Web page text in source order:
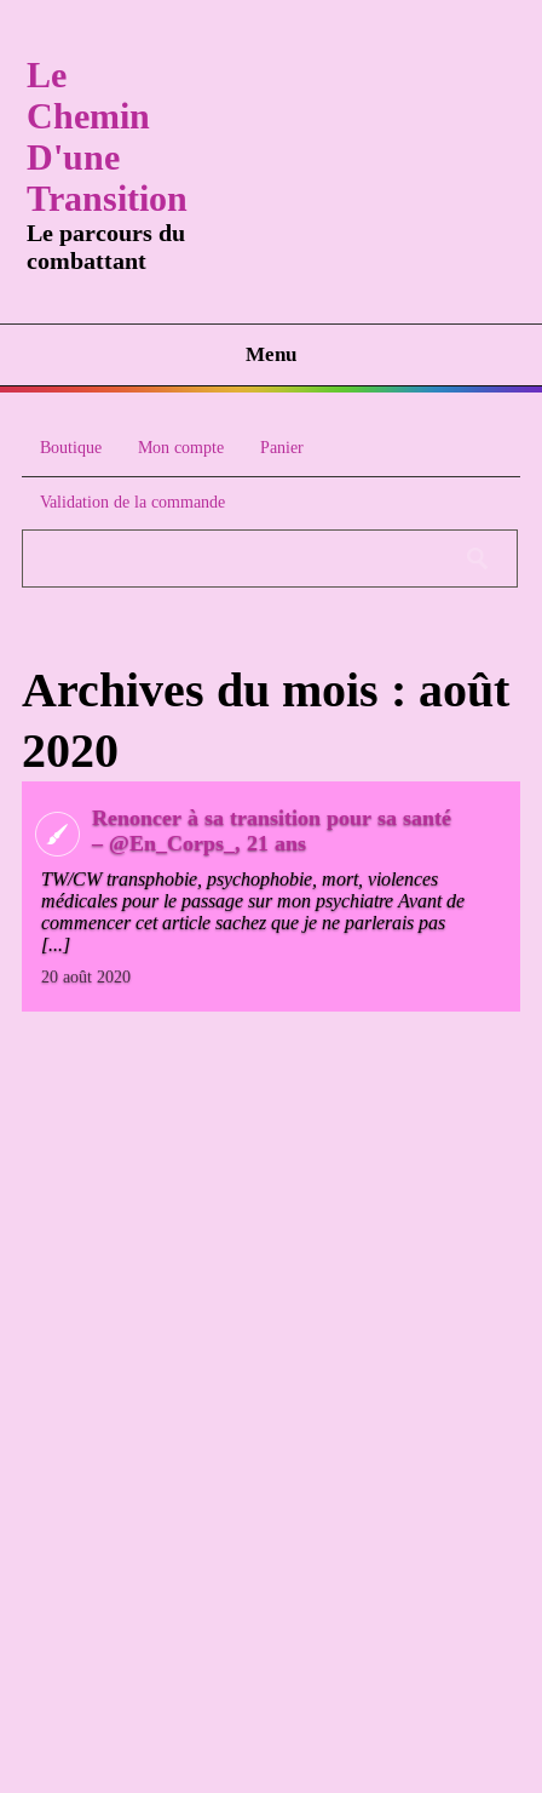
Le
Chemin
D'une
Transition
Le parcours du
combattant
Menu
Boutique Mon compte Panier
Validation de la commande
Archives du mois : août
2020
Renoncer à sa transition pour sa santé
– @En_Corps_, 21 ans
TW/CW transphobie, psychophobie, mort, violences
médicales pour le passage sur mon psychiatre Avant de
commencer cet article sachez que je ne parlerais pas
[...]
20 août 2020